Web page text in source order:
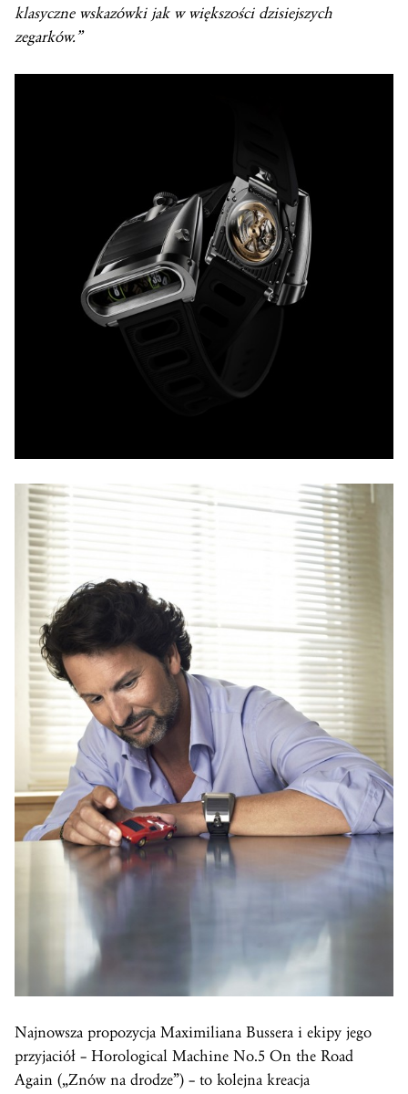
klasyczne wskazówki jak w większości dzisiejszych
zegarków.”
Najnowsza propozycja Maximiliana Bussera i ekipy jego
przyjaciół – Horological Machine No.5 On the Road
Again („Znów na drodze”) – to kolejna kreacja